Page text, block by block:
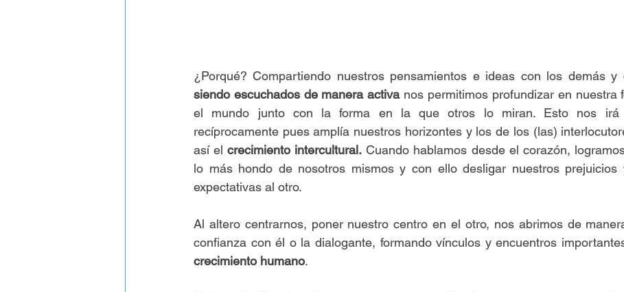
¿Porqué? Compartiendo nuestros pensamientos e ideas con los demás y
siendo escuchados de manera activa nos permitimos profundizar en nuestra
el mundo junto con la forma en la que otros lo miran. Esto nos irá
recíprocamente pues amplía nuestros horizontes y los de los (las)
así el crecimiento intercultural. Cuando hablamos desde el corazón,
lo más hondo de nosotros mismos y con ello desligar nuestros prejuicios
expectativas al otro.
Al altero centrarnos, poner nuestro centro en el otro, nos abrimos de
crecimiento humano.